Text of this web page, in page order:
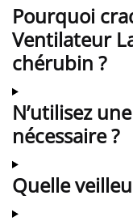
Pourquoi
Ventilateur
chérubin ?
N’utilisez
nécessaire ?
Quelle